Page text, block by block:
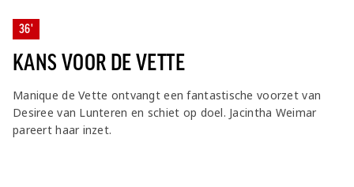
36'
KANS VOOR DE VETTE
Manique de Vette ontvangt een fantastische voorzet van
Desiree van Lunteren en schiet op doel. Jacintha Weimar
pareert haar inzet.